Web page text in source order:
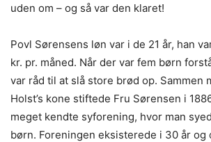
uden om – og så var den klaret!
Povl Sørensens løn var i de 21 år, han
kr. pr. måned. Når der var fem børn
var råd til at slå store brød op. Sammen
Holst’s kone stiftede Fru Sørensen i
meget kendte syforening, hvor man
børn. Foreningen eksisterede i 30 år og